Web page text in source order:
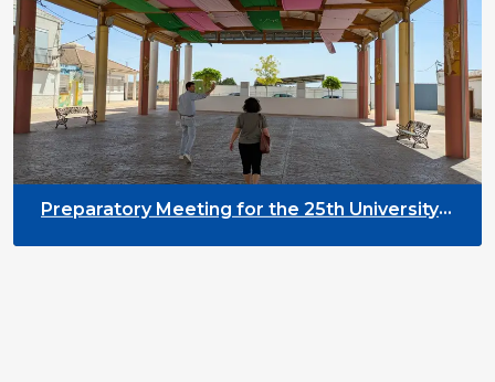
Preparatory Meeting for the 25th University